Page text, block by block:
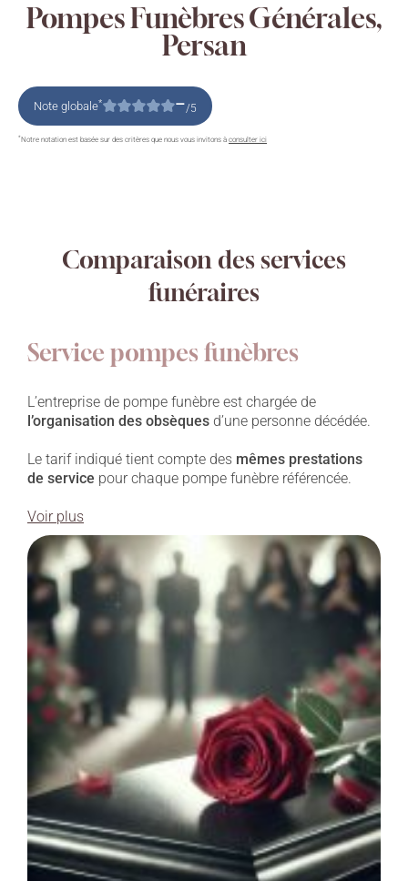
Pompes Funèbres Générales,
Persan
Note globale* –/5
*Notre notation est basée sur des critères que nous vous invitons à consulter ici
Comparaison des services
funéraires
Service pompes funèbres
L’entreprise de pompe funèbre est chargée de
l’organisation des obsèques d’une personne décédée.
Le tarif indiqué tient compte des mêmes prestations
de service pour chaque pompe funèbre référencée.
Voir plus